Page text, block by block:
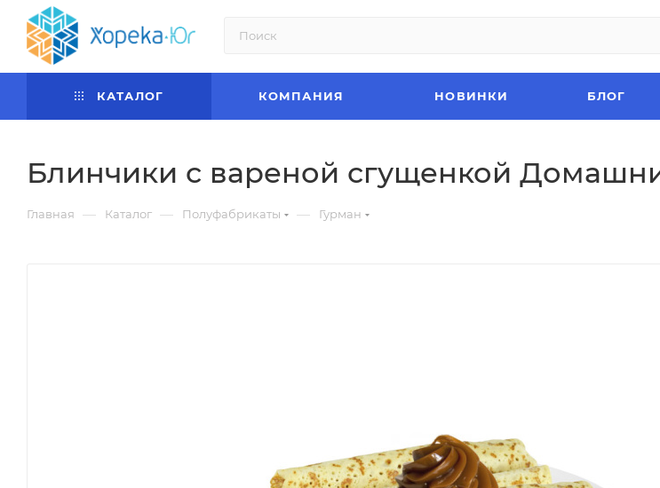
КАТАЛОГ КОМПАНИЯ НОВИНКИ БЛОГ
Блинчики с вареной сгущенкой
Главная — Каталог — Полуфабрикаты — Гурман